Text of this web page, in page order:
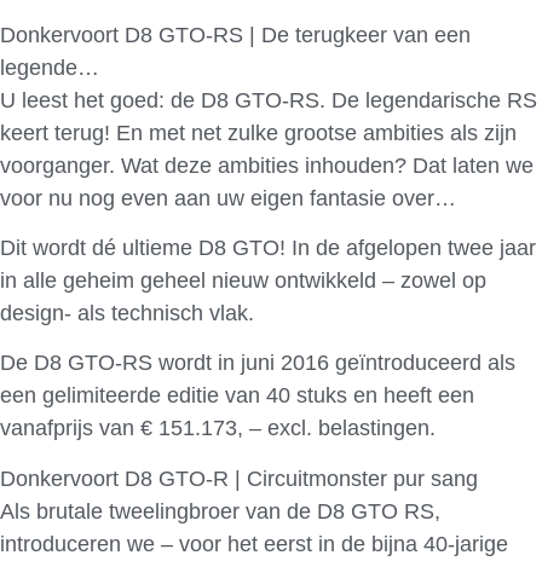
Donkervoort D8 GTO-RS | De terugkeer van een
legende…
U leest het goed: de D8 GTO-RS. De legendarische RS
keert terug! En met net zulke grootse ambities als zijn
voorganger. Wat deze ambities inhouden? Dat laten we
voor nu nog even aan uw eigen fantasie over…
Dit wordt dé ultieme D8 GTO! In de afgelopen twee jaar
in alle geheim geheel nieuw ontwikkeld – zowel op
design- als technisch vlak.
De D8 GTO-RS wordt in juni 2016 geïntroduceerd als
een gelimiteerde editie van 40 stuks en heeft een
vanafprijs van € 151.173, – excl. belastingen.
Donkervoort D8 GTO-R | Circuitmonster pur sang
Als brutale tweelingbroer van de D8 GTO RS,
introduceren we – voor het eerst in de bijna 40-jarige